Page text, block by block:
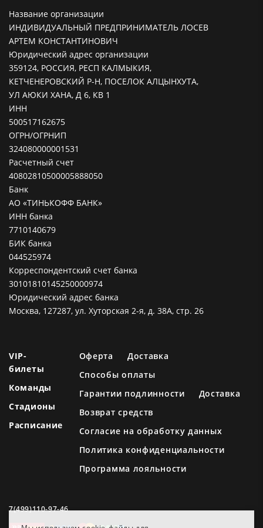
Название организации
ИНДИВИДУАЛЬНЫЙ ПРЕДПРИНИМАТЕЛЬ ЛОСЕВ
АРТЕМ КОНСТАНТИНОВИЧ
Юридический адрес организации
359124, РОССИЯ, РЕСП КАЛМЫКИЯ,
КЕТЧЕНЕРОВСКИЙ Р-Н, ПОСЕЛОК АЛЦЫНХУТА,
УЛ АЮКИ ХАНА, Д 6, КВ 1
ИНН
500517162675
ОГРН/ОГРНИП
324080000001531
Расчетный счет
40802810500005888050
Банк
АО «ТИНЬКОФФ БАНК»
ИНН банка
7710140679
БИК банка
044525974
Корреспондентский счет банка
30101810145250000974
Юридический адрес банка
Москва, 127287, ул. Хуторская 2-я, д. 38А, стр. 26
VIP-
билеты
Команды
Стадионы
Расписание
Оферта
Доставка
Способы оплаты
Гарантии подлинности
Доставка
Возврат средств
Согласие на обработку данных
Политика конфиденциальности
Программа лояльности
7(499)110-97-46